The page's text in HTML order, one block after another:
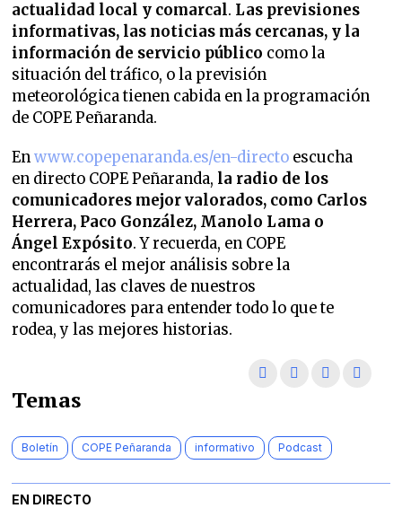
actualidad local y comarcal. Las previsiones
informativas, las noticias más cercanas, y la
información de servicio público como la
situación del tráfico, o la previsión
meteorológica tienen cabida en la programación
de COPE Peñaranda.
Enwww.copepenaranda.es/en-directo escucha
en directo COPE Peñaranda, la radio de los
comunicadores mejor valorados, como Carlos
Herrera, Paco González, Manolo Lama o
Ángel Expósito. Y recuerda, en COPE
encontrarás el mejor análisis sobre la
actualidad, las claves de nuestros
comunicadores para entender todo lo que te
rodea, y las mejores historias.
Temas
Boletín COPE Peñaranda informativo Podcast
EN DIRECTO